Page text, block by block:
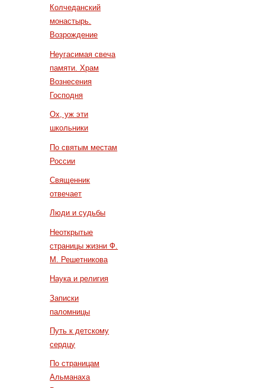
Колчеданский
монастырь.
Возрождение
Неугасимая свеча
памяти. Храм
Вознесения
Господня
Ох, уж эти
школьники
По святым местам
России
Священник
отвечает
Люди и судьбы
Неоткрытые
страницы жизни Ф.
М. Решетникова
Наука и религия
Записки
паломницы
Путь к детскому
сердцу
По страницам
Альманаха